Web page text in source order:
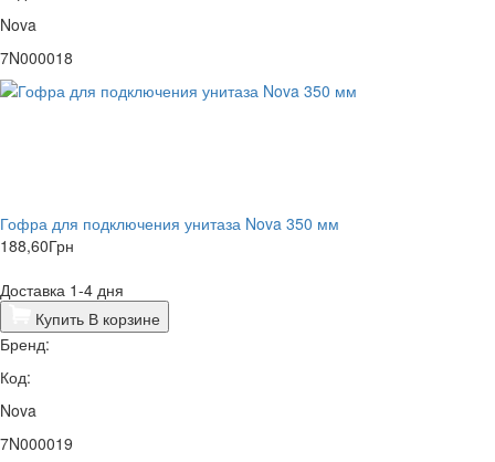
Nova
7N000018
Гофра для подключения унитаза Nova 350 мм
188,60Грн
Доставка 1-4 дня
Купить В корзине
Бренд:
Код:
Nova
7N000019